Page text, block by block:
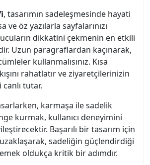
, tasarımın sadeleşmesinde hayati
ve öz yazılarla sayfalarınızı
dikkatini çekmenin en etkili
Uzun paragraflardan kaçınarak,
kullanmalısınız. Kısa
rahatlatır ve ziyaretçilerinizin
tutar.
karmaşa ile sadelik
kurmak, kullanıcı deneyimini
Başarılı bir tasarım için
sadeliğin güçlendirdiği
oldukça kritik bir adımdır.